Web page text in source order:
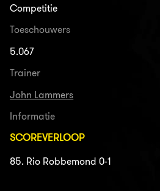
Competitie
Toeschouwers
5.067
Trainer
John Lammers
Informatie
SCOREVERLOOP
85. Rio Robbemond 0-1